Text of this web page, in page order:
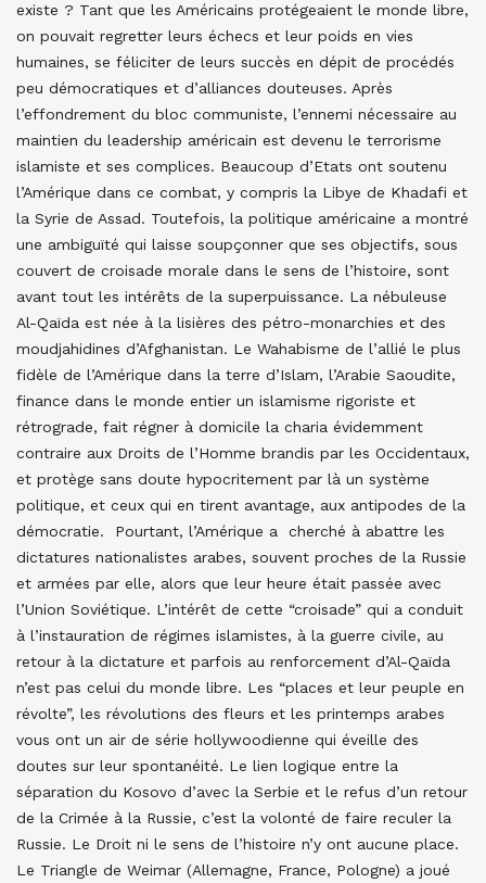
existe ? Tant que les Américains protégeaient le monde libre,
on pouvait regretter leurs échecs et leur poids en vies
humaines, se féliciter de leurs succès en dépit de procédés
peu démocratiques et d’alliances douteuses. Après
l’effondrement du bloc communiste, l’ennemi nécessaire au
maintien du leadership américain est devenu le terrorisme
islamiste et ses complices. Beaucoup d’Etats ont soutenu
l’Amérique dans ce combat, y compris la Libye de Khadafi et
la Syrie de Assad. Toutefois, la politique américaine a montré
une ambiguïté qui laisse soupçonner que ses objectifs, sous
couvert de croisade morale dans le sens de l’histoire, sont
avant tout les intérêts de la superpuissance. La nébuleuse
Al-Qaïda est née à la lisières des pétro-monarchies et des
moudjahidines d’Afghanistan. Le Wahabisme de l’allié le plus
fidèle de l’Amérique dans la terre d’Islam, l’Arabie Saoudite,
finance dans le monde entier un islamisme rigoriste et
rétrograde, fait régner à domicile la charia évidemment
contraire aux Droits de l’Homme brandis par les Occidentaux,
et protège sans doute hypocritement par là un système
politique, et ceux qui en tirent avantage, aux antipodes de la
démocratie. Pourtant, l’Amérique a cherché à abattre les
dictatures nationalistes arabes, souvent proches de la Russie
et armées par elle, alors que leur heure était passée avec
l’Union Soviétique. L’intérêt de cette “croisade” qui a conduit
à l’instauration de régimes islamistes, à la guerre civile, au
retour à la dictature et parfois au renforcement d’Al-Qaïda
n’est pas celui du monde libre. Les “places et leur peuple en
révolte”, les révolutions des fleurs et les printemps arabes
vous ont un air de série hollywoodienne qui éveille des
doutes sur leur spontanéité. Le lien logique entre la
séparation du Kosovo d’avec la Serbie et le refus d’un retour
de la Crimée à la Russie, c’est la volonté de faire reculer la
Russie. Le Droit ni le sens de l’histoire n’y ont aucune place.
Le Triangle de Weimar (Allemagne, France, Pologne) a joué